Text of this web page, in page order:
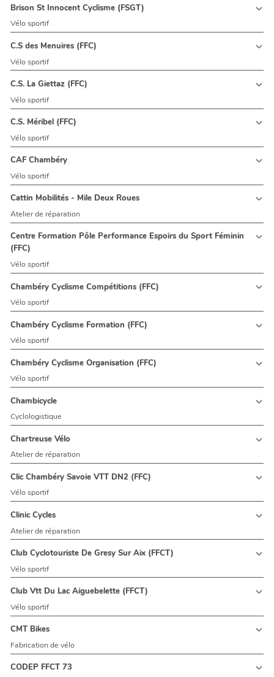
Brison St Innocent Cyclisme (FSGT)
Vélo sportif
C.S des Menuires (FFC)
Vélo sportif
C.S. La Giettaz (FFC)
Vélo sportif
C.S. Méribel (FFC)
Vélo sportif
CAF Chambéry
Vélo sportif
Cattin Mobilités - Mile Deux Roues
Atelier de réparation
Centre Formation Pôle Performance Espoirs du Sport Féminin
(FFC)
Vélo sportif
Chambéry Cyclisme Compétitions (FFC)
Vélo sportif
Chambéry Cyclisme Formation (FFC)
Vélo sportif
Chambéry Cyclisme Organisation (FFC)
Vélo sportif
Chambicycle
Cyclologistique
Chartreuse Vélo
Atelier de réparation
Clic Chambéry Savoie VTT DN2 (FFC)
Vélo sportif
Clinic Cycles
Atelier de réparation
Club Cyclotouriste De Gresy Sur Aix (FFCT)
Vélo sportif
Club Vtt Du Lac Aiguebelette (FFCT)
Vélo sportif
CMT Bikes
Fabrication de vélo
CODEP FFCT 73